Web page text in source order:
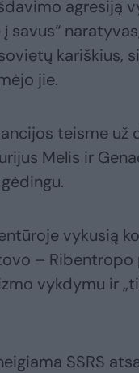
agresiją
savus“
kariškius,
jie.
teisme už
Melis ir
vykusią
– Ribentropo
vykdymu ir
SSRS